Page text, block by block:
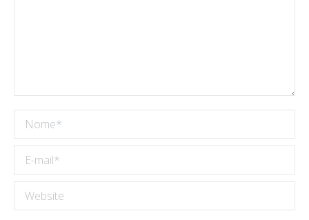
Nome *
E-mail *
Website